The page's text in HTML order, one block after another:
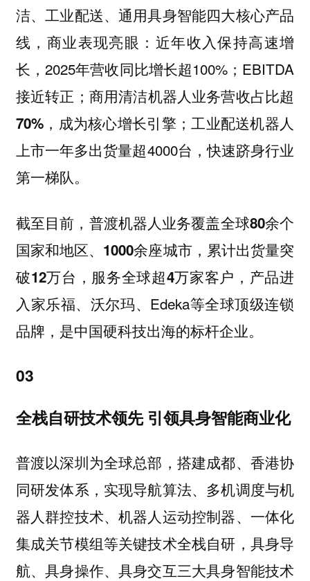
洁、工业配送、通用具身智能四大核心产品
线，商业表现亮眼：近年收入保持高速增
长，2025年营收同比增长超100%；EBITDA
接近转正； 商用清洁机器人业务营收占比超
70%，成为核心增长引擎；工业配送机器人
上市一年多出货量超4000台，快速跻身行业
第一梯队。
截至目前，普渡机器人业务覆盖全球80余个
国家和地区、1000余座城市，累计出货量突
破12万台 ，服务全球超4万家客户 ，产品进
入家乐福、沃尔玛、Edeka等全球顶级连锁
品牌，是中国硬科技出海的标杆企业。
03
全栈自研技术领先 引领具身智能商业化
普渡以深圳为全球总部，搭建成都、香港协
同研发体系，实现导航算法、多机调度与机
器人群控技术、机器人运动控制器、一体化
集成关节模组等关键技术全栈自研， 具身导
航、具身操作、具身交互三大具身智能技术